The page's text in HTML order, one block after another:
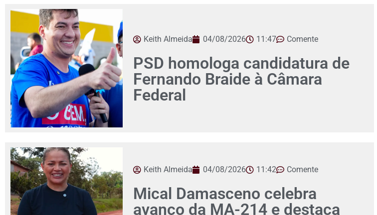
Keith Almeida 04/08/2026 11:47 Comente
PSD homologa candidatura de
Fernando Braide à Câmara
Federal
Keith Almeida 04/08/2026 11:42 Comente
Mical Damasceno celebra
avanço da MA-214 e destaca